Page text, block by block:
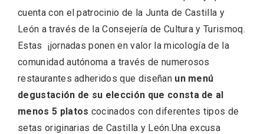
cuenta con el patrocinio de la Junta de Castilla y
León a través de la Consejería de Cultura y Turismoq.
Estas ¡jornadas ponen en valor la micología de la
comunidad autónoma a través de numerosos
restaurantes adheridos que diseñanun menú
degustación de su elección que consta de al
menos 5 platos cocinados con diferentes tipos de
setas originarias de Castilla y León.Una excusa